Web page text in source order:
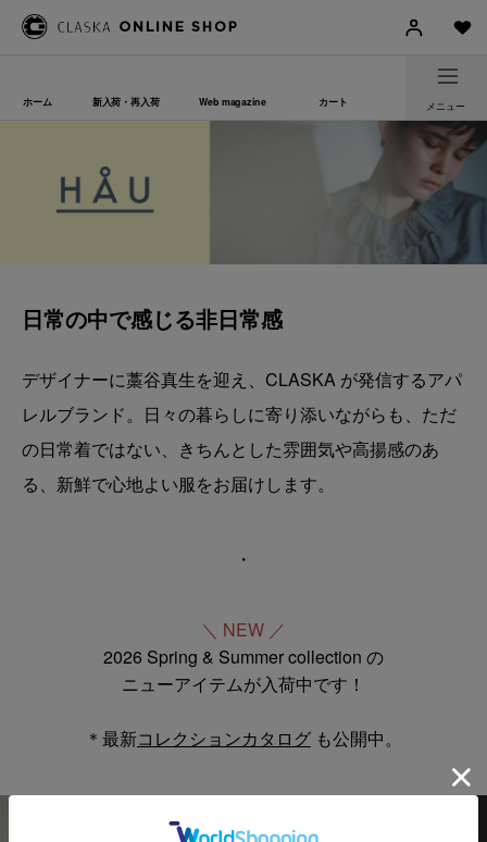
ホーム 新入荷・再入荷 Web magazine カート メニュー
日常の中で感じる非日常感
デザイナーに藁谷真生を迎え、CLASKA が発信するアパ
レルブランド。日々の暮らしに寄り添いながらも、ただ
の日常着ではない、きちんとした雰囲気や高揚感のあ
る、新鮮で心地よい服をお届けします。
・
＼ NEW ／
2026 Spring & Summer collection の
ニューアイテムが入荷中です！
＊最新コレクションカタログ も公開中。